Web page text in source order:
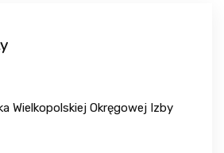
Wielkopolskiej Okręgowej Izby